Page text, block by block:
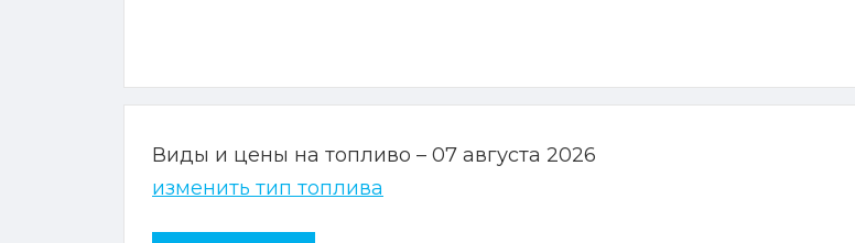
Виды и цены на топливо – 07 августа 2026
изменить тип топлива